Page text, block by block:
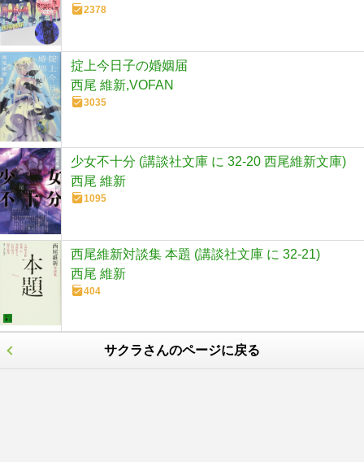
2378
掟上今日子の婚姻届
西尾 維新,VOFAN
3035
少女不十分 (講談社文庫 に 32-20 西尾維新文庫)
西尾 維新
1095
西尾維新対談集 本題 (講談社文庫 に 32-21)
西尾 維新
404
サクラさんのページに戻る